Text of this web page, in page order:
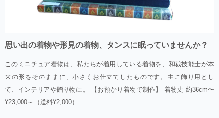
思い出の着物や形見の着物、タンスに眠っていませんか？
このミニチュア着物は、私たちが着用している着物を、和裁技能士が本
来の形をそのままに、小さくお仕立てしたものです。主に飾り用とし
て、インテリアや贈り物に。 【お預かり着物で制作】 着物丈 約36cm〜
¥23,000～（送料¥2,000）